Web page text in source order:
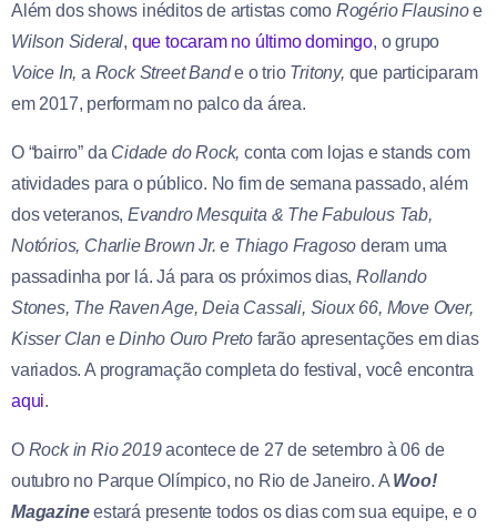
Além dos shows inéditos de artistas como Rogério Flausinoe
Wilson Sideral, que tocaram no último domingo, o grupo
Voice In, a Rock Street Bande o trio Tritony, que participaram
em 2017, performam no palco da área.
O “bairro” da Cidade do Rock,conta com lojas e stands com
atividades para o público. No fim de semana passado, além
dos veteranos,Evandro Mesquita & The Fabulous Tab,
Notórios, Charlie Brown Jr.e Thiago Fragosoderam uma
passadinha por lá. Já para os próximos dias, Rollando
Stones, The Raven Age, Deia Cassali, Sioux 66, Move Over,
Kisser Clan eDinho Ouro Preto farão apresentações em dias
variados. A programação completa do festival, você encontra
aqui.
O Rock in Rio 2019acontece de 27 de setembro à 06 de
outubro no Parque Olímpico, no Rio de Janeiro. A Woo!
Magazineestará presente todos os dias com sua equipe, e o